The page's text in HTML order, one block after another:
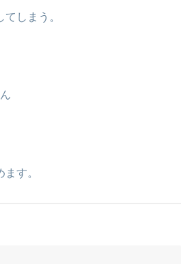
しまう。
す。